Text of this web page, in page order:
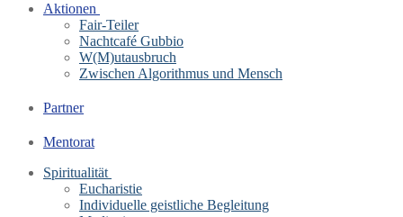
Aktionen
Fair-Teiler
Nachtcafé Gubbio
W(M)utausbruch
Zwischen Algorithmus und Mensch
Partner
Mentorat
Spiritualität
Eucharistie
Individuelle geistliche Begleitung